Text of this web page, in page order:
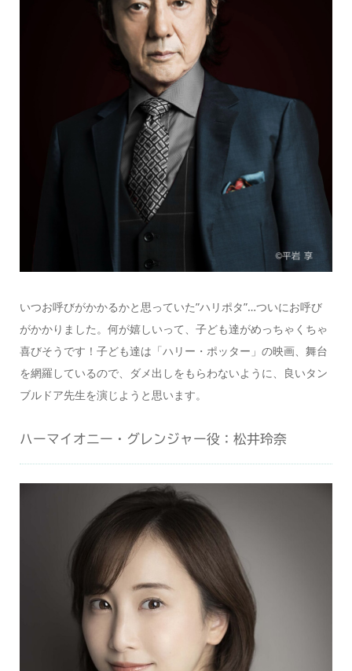
いつお呼びがかかるかと思っていた”ハリポタ”…ついにお呼び
がかかりました。何が嬉しいって、子ども達がめっちゃくちゃ
喜びそうです！子ども達は「ハリー・ポッター」の映画、舞台
を網羅しているので、ダメ出しをもらわないように、良いタン
ブルドア先生を演じようと思います。
ハーマイオニー・グレンジャー役：松井玲奈